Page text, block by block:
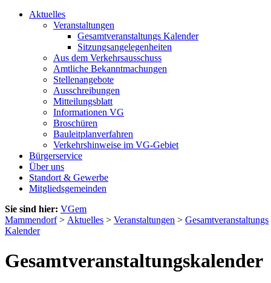
Aktuelles
Veranstaltungen
Gesamtveranstaltungs Kalender
Sitzungsangelegenheiten
Aus dem Verkehrsausschuss
Amtliche Bekanntmachungen
Stellenangebote
Ausschreibungen
Mitteilungsblatt
Informationen VG
Broschüren
Bauleitplanverfahren
Verkehrshinweise im VG-Gebiet
Bürgerservice
Über uns
Standort & Gewerbe
Mitgliedsgemeinden
Sie sind hier: VGem
Mammendorf> Aktuelles > Veranstaltungen > Gesamtveranstaltungs
Kalender
Gesamtveranstaltungskalender